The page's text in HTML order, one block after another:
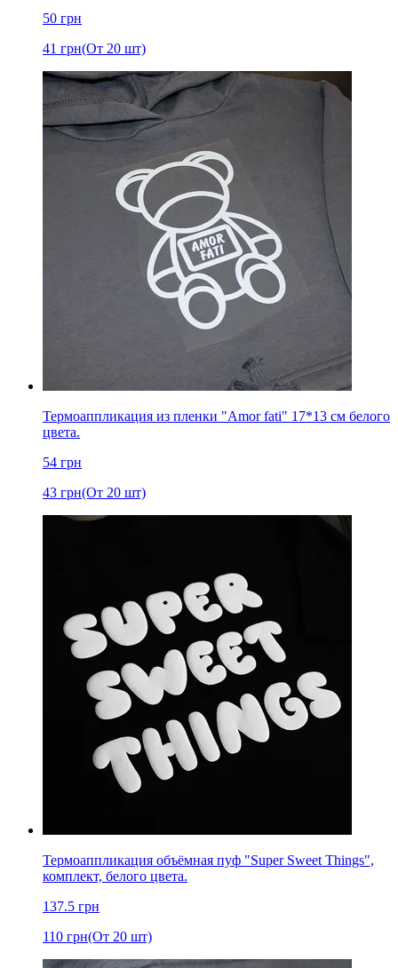
50 грн
41 грн(От 20 шт)
Термоаппликация из пленки "Amor fati" 17*13 см белого
цвета.
54 грн
43 грн(От 20 шт)
Термоаппликация объёмная пуф "Super Sweet Things",
комплект, белого цвета.
137.5 грн
110 грн(От 20 шт)